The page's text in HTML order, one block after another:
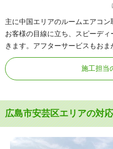
主に中国エリアのルームエアコン
お客様の目線に立ち、スピーデ
きます。アフターサービスもおま
施工担当
広島市安芸区エリアの対